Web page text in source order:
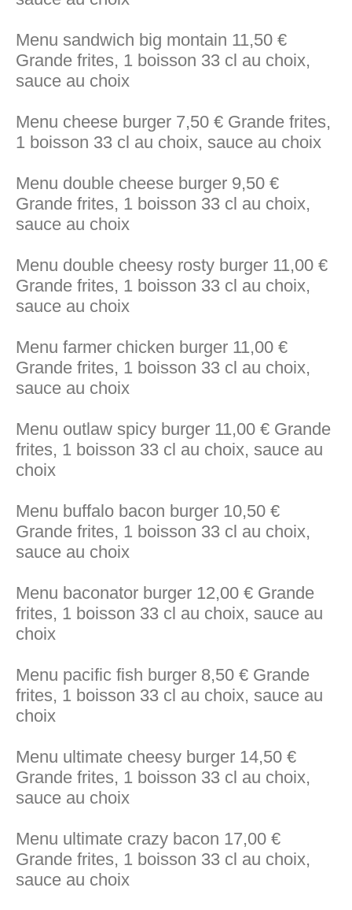
Menu sandwich big montain 11,50 €
Grande frites, 1 boisson 33 cl au choix,
sauce au choix
Menu cheese burger 7,50 € Grande frites,
1 boisson 33 cl au choix, sauce au choix
Menu double cheese burger 9,50 €
Grande frites, 1 boisson 33 cl au choix,
sauce au choix
Menu double cheesy rosty burger 11,00 €
Grande frites, 1 boisson 33 cl au choix,
sauce au choix
Menu farmer chicken burger 11,00 €
Grande frites, 1 boisson 33 cl au choix,
sauce au choix
Menu outlaw spicy burger 11,00 € Grande
frites, 1 boisson 33 cl au choix, sauce au
choix
Menu buffalo bacon burger 10,50 €
Grande frites, 1 boisson 33 cl au choix,
sauce au choix
Menu baconator burger 12,00 € Grande
frites, 1 boisson 33 cl au choix, sauce au
choix
Menu pacific fish burger 8,50 € Grande
frites, 1 boisson 33 cl au choix, sauce au
choix
Menu ultimate cheesy burger 14,50 €
Grande frites, 1 boisson 33 cl au choix,
sauce au choix
Menu ultimate crazy bacon 17,00 €
Grande frites, 1 boisson 33 cl au choix,
sauce au choix